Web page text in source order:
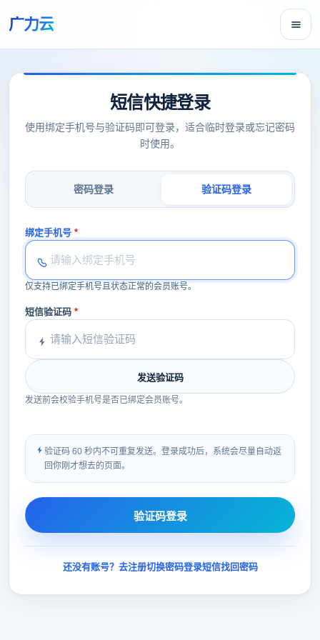
广力云
短信快捷登录
使用绑定手机号与验证码即可登录，适合临时登录或忘记密码
时使用。
密码登录 验证码登录
绑定手机号
仅支持已绑定手机号且状态正常的会员账号。
短信验证码
发送验证码
发送前会校验手机号是否已绑定会员账号。
验证码 60 秒内不可重复发送。登录成功后，系统会尽量自动返
回你刚才想去的页面。
验证码登录
还没有账号？去注册切换密码登录短信找回密码